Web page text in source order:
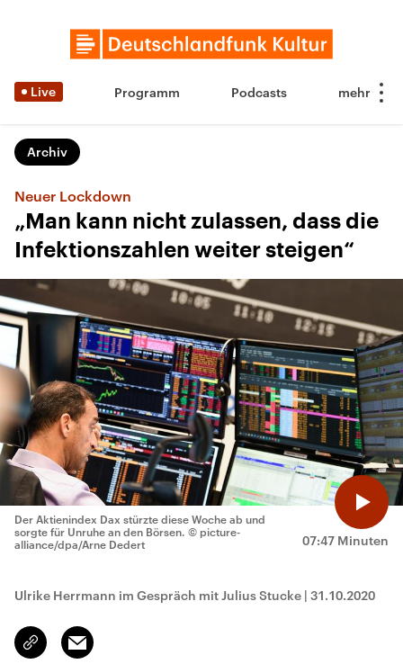
Live Programm Podcasts
Archiv
Neuer Lockdown
„Man kann nicht zulassen, dass die
Infektionszahlen weiter steigen“
07:47 Minuten
Der Aktienindex Dax stürzte diese Woche ab und
sorgte für Unruhe an den Börsen. © picture-
alliance/dpa/Arne Dedert
Ulrike Herrmann im Gespräch mit Julius Stucke | 31.10.2020
Link
kopieren/teilen
Email